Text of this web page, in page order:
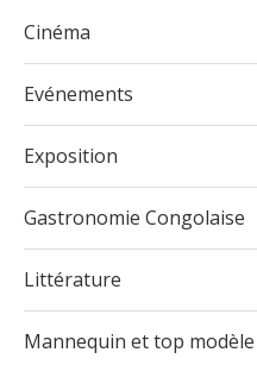
Cinéma
Evénements
Exposition
Gastronomie Congolaise
Littérature
Mannequin et top modèle